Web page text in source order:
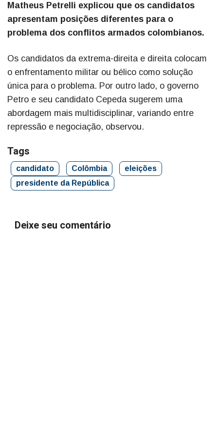
Matheus Petrelli explicou que os candidatos
apresentam posições diferentes para o
problema dos conflitos armados colombianos.
Os candidatos da extrema-direita e direita colocam
o enfrentamento militar ou bélico como solução
única para o problema. Por outro lado, o governo
Petro e seu candidato Cepeda sugerem uma
abordagem mais multidisciplinar, variando entre
repressão e negociação, observou.
Tags
candidato Colômbia
eleições
presidente da República
Deixe seu comentário